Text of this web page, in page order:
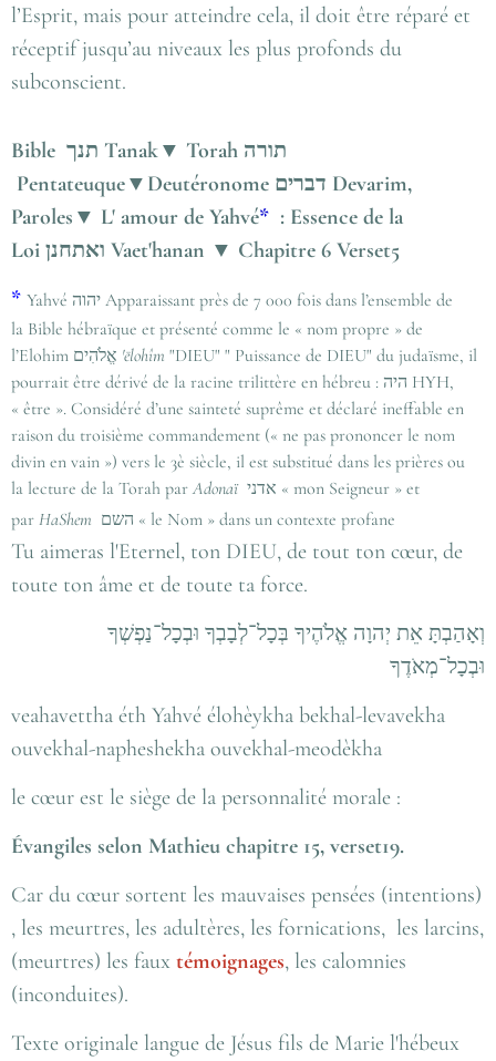
l’Esprit, mais pour atteindre cela, il doit être réparé et
réceptif jusqu’au niveaux les plus profonds du
subconscient.
Bible תנך Tanak▼ Torah תורה
Pentateuque▼Deutéronome דברים Devarim,
Paroles▼ L' amour de Yahvé* : Essence de la
Loi ואתחנן Vaet'hanan ▼ Chapitre 6 Verset5
* Yahvé יהוה Apparaissant près de 7 000 fois dans l’ensemble de
la Bible hébraïque et présenté comme le « nom propre » de
'ēlohîm "DIEU" " Puissance de DIEU" du judaïsme, il
pourrait être dérivé de la racine trilittère en hébreu : היה HYH,
« être ». Considéré d’une sainteté suprême et déclaré ineffable en
raison du troisième commandement (« ne pas prononcer le nom
divin en vain ») vers le 3è siècle, il est substitué dans les prières ou
la lecture de la Torah par Adonaïאדני « mon Seigneur » et
par HaShem השם « le Nom » dans un contexte profane
Tu aimeras l'Eternel, ton DIEU, de tout ton cœur, de
toute ton âme et de toute ta force.
וְאָהַבְתָּ אֵת יְהוָה אֱלֹהֶיךָ בְּכָל־לְבָבְךָ וּבְכָל־נַפְשְׁךָ
וּבְכָל־מְאֹדֶךָ
veahavettha éth Yahvé élohèykha bekhal-levavekha
ouvekhal-napheshekha ouvekhal-meodèkha
le cœur est le siège de la personnalité morale :
Évangiles selon Mathieu chapitre 15, verset19.
Car du cœur sortent les mauvaises pensées (intentions)
, les meurtres, les adultères, les fornications, les larcins,
(meurtres) les faux témoignages, les calomnies
(inconduites).
Texte originale langue de Jésus fils de Marie l'hébeux